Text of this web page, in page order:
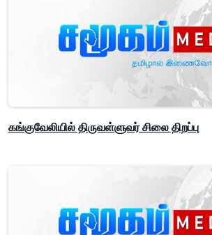
கங்குவேலியில் திருவள்ளுவர் சிலை திறப்பு